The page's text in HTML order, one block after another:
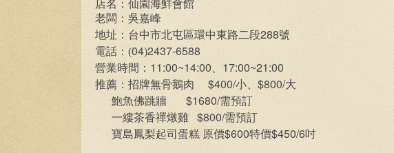
店名：仙園海鮮會館
老闆：吳嘉峰
地址：台中市北屯區環中東路二段288號
電話：(04)2437-6588
營業時間： 11:00~14:00 17:00~21:00
推薦：招牌無骨鵝肉 $400/小、 $800/大
鮑魚佛跳牆
$1680/需預訂
一縷茶香禪燉雞
$800/需預訂
寶島鳳梨起司蛋糕 原價$600特價$450/6吋